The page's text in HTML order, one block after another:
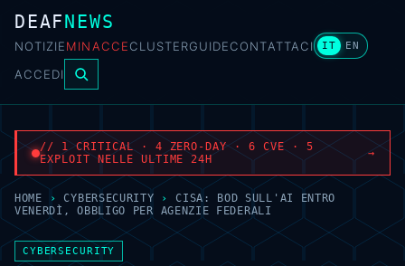
DEAFNEWS
NOTIZIEMINACCECLUSTERGUIDECONTATTACI IT EN
ACCEDI
// 1 CRITICAL · 4 ZERO-DAY · 6 CVE · 5
EXPLOIT NELLE ULTIME 24H
→
HOME › CYBERSECURITY ›
CISA: BOD SULL'AI ENTRO
VENERDÌ, OBBLIGO PER AGENZIE FEDERALI
CYBERSECURITY